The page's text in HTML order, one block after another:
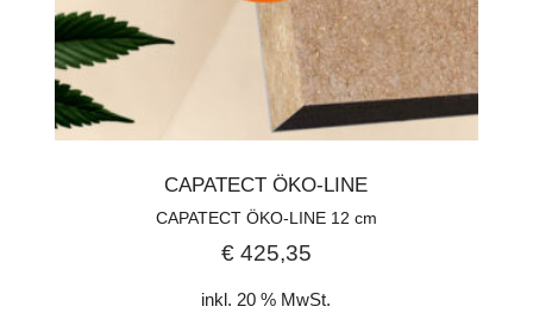
CAPATECT ÖKO-LINE
CAPATECT ÖKO-LINE 12 cm
€425,35
inkl. 20 % MwSt.